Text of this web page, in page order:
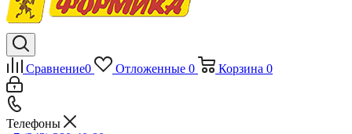
Сравнение0 Отложенные 0 Корзина 0
Телефоны